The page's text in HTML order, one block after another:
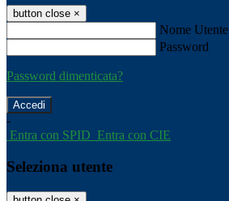
button close ×
Nome Utente
Password
Password dimenticata?
-
Entra con SPID Entra con CIE
Seleziona utente